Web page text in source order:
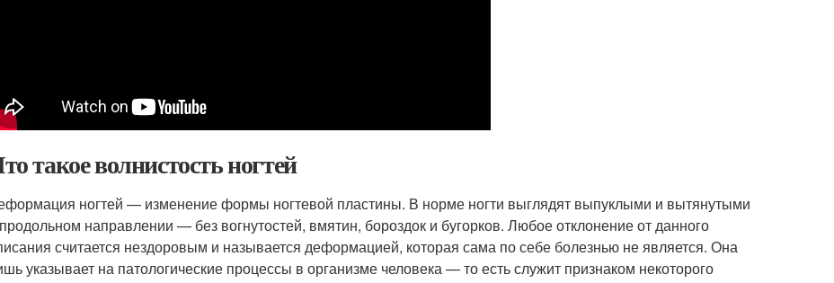
такое волнистость ногтей
ногтей — изменение формы ногтевой пластины. В норме ногти выглядят выпуклыми и вытянутыми
направлении — без вогнутостей, вмятин, бороздок и бугорков. Любое отклонение от данного
считается нездоровым и называется деформацией, которая сама по себе болезнью не является. Она
указывает на патологические процессы в организме человека — то есть служит признаком некоторого